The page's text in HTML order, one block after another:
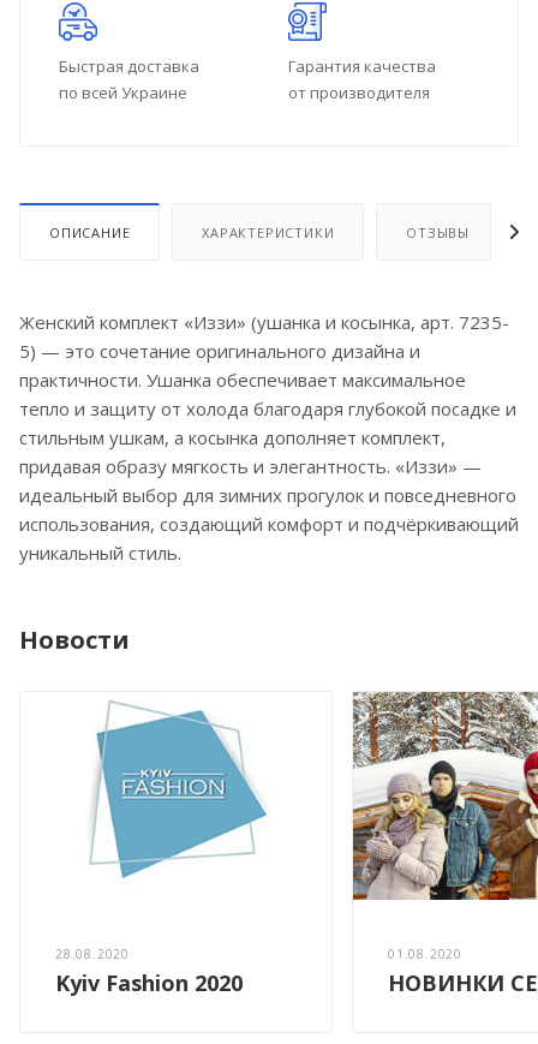
Быстрая доставка
по всей Украине
Гарантия качества
от производителя
ОПИСАНИЕ ХАРАКТЕРИСТИКИ ОТЗЫВЫ
Женский комплект «Иззи» (ушанка и косынка, арт. 7235-
5) — это сочетание оригинального дизайна и
практичности. Ушанка обеспечивает максимальное
тепло и защиту от холода благодаря глубокой посадке и
стильным ушкам, а косынка дополняет комплект,
придавая образу мягкость и элегантность. «Иззи» —
идеальный выбор для зимних прогулок и повседневного
использования, создающий комфорт и подчёркивающий
уникальный стиль.
Новости
28.08.2020
Kyiv Fashion 2020
01.08.2020
НОВИНКИ